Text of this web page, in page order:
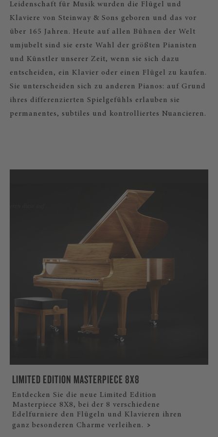
Leidenschaft für Musik wurden die Flügel und
Klaviere von Steinway & Sons geboren und das vor
über 165 Jahren. Heute auf allen Bühnen der Welt
umjubelt sind sie erste Wahl der größten Pianisten
und Künstler unserer Zeit, wenn sie sich dazu
entscheiden, ein Klavier oder einen Flügel zu kaufen.
Sie unterscheiden sich zu anderen Pianos: auf Grund
ihres differenzierten Spielgefühls erlauben sie
permanentes, subtiles und kontrolliertes Nuancieren.
LIMITED EDITION MASTERPIECE 8X8
Entdecken Sie die neue Limited Edition
Masterpiece 8X8, bei der 8 verschiedene
Edelfurniere den Flügeln und Klavieren ihren
ganz besonderen Charme verleihen.